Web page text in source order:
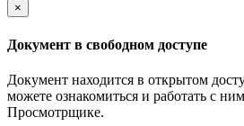
×
Документ в свободном доступе
Документ находится в открытом
можете ознакомиться и работать с
Просмотрщике.